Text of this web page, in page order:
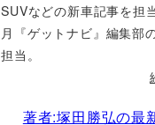
SUVなどの新車記事を担
月『ゲットナビ』編集部
担当。
著者:塚田勝弘の最